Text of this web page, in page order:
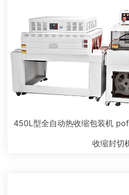
450L型全自动热收缩包装机
收缩封切